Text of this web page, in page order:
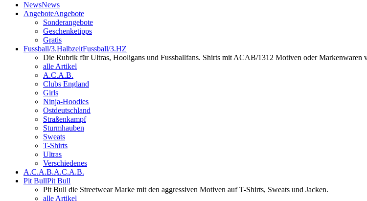
NewsNews
AngeboteAngebote
Sonderangebote
Geschenketipps
Gratis
Fussball/3.HalbzeitFussball/3.HZ
Die Rubrik für Ultras, Hooligans und Fussballfans. Shirts mit ACAB/1312 Motiven oder Markenwaren
alle Artikel
A.C.A.B.
Clubs England
Girls
Ninja-Hoodies
Ostdeutschland
Straßenkampf
Sturmhauben
Sweats
T-Shirts
Ultras
Verschiedenes
A.C.A.B.A.C.A.B.
Pit BullPit Bull
Pit Bull die Streetwear Marke mit den aggressiven Motiven auf T-Shirts, Sweats und Jacken.
alle Artikel